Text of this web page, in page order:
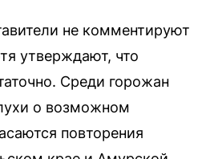
не комментируют
утверждают, что
Среди горожан
о возможном
повторения